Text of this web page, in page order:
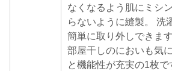
なくなるよう肌にミシ
らないように縫製。 洗
簡単に取り外しできま
部屋干しのにおいも気
と機能性が充実の1枚で